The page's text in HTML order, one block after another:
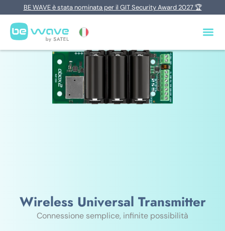
BE WAVE è stata nominata per il GIT Security Award 2027 🏆
Wireless Universal Transmitter
Connessione semplice, infinite possibilità